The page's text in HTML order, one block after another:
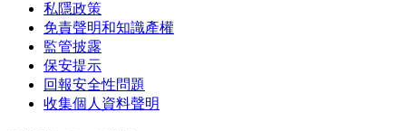
私隱政策
免責聲明和知識產權
監管披露
保安提示
回報安全性問題
收集個人資料聲明